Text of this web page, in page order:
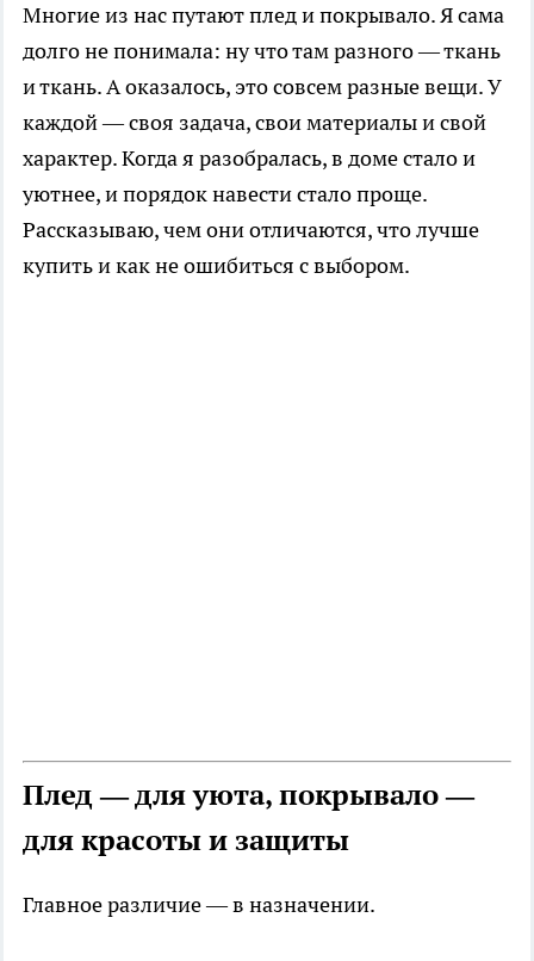
Многие из нас путают плед и покрывало. Я сама
долго не понимала: ну что там разного — ткань
и ткань. А оказалось, это совсем разные вещи. У
каждой — своя задача, свои материалы и свой
характер. Когда я разобралась, в доме стало и
уютнее, и порядок навести стало проще.
Рассказываю, чем они отличаются, что лучше
купить и как не ошибиться с выбором.
Плед — для уюта, покрывало —
для красоты и защиты
Главное различие — в назначении.